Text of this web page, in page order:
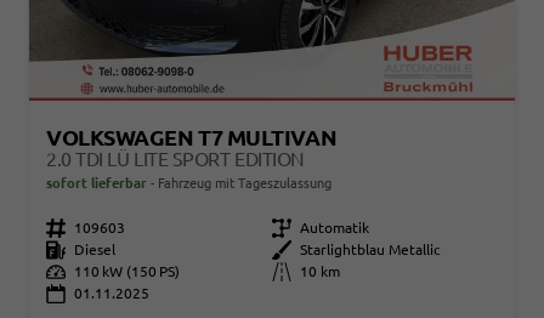
VOLKSWAGEN T7 MULTIVAN
2.0 TDI LÜ LITE SPORT EDITION
sofort lieferbar Fahrzeug mit Tageszulassung
Fahrzeugnr. 109603 Getriebe Automatik
Kraftstoff
Diesel Außenfarbe
Starlightblau Metallic
Leistung
110 kW (150 PS) Kilometerstand
10 km
01.11.2025